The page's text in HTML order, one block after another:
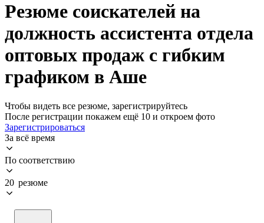
Резюме соискателей на
должность ассистента отдела
оптовых продаж с гибким
графиком в Аше
Чтобы видеть все резюме, зарегистрируйтесь
После регистрации покажем ещё 10 и откроем фото
Зарегистрироваться
За всё время
По соответствию
20 резюме